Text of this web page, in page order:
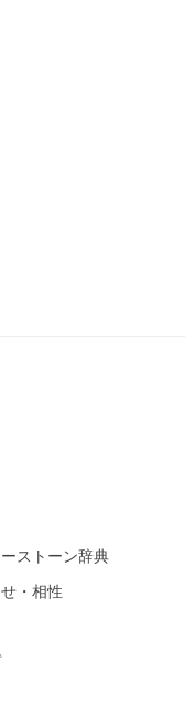
ストーン辞典
・相性